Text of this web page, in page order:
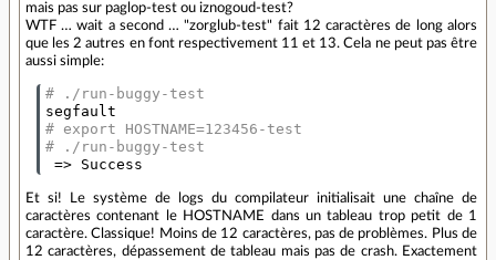
mais pas sur paglop-test ou iznogoud-test?
WTF … wait a second … "zorglub-test" fait 12 caractères de long alors
que les 2 autres en font respectivement 11 et 13. Cela ne peut pas être
aussi simple:
# ./run-buggy-test
# export HOSTNAME=123456-test
# ./run-buggy-test
=> Success
Et si! Le système de logs du compilateur initialisait une chaîne de
caractères contenant le HOSTNAME dans un tableau trop petit de 1
caractère. Classique! Moins de 12 caractères, pas de problèmes. Plus de
12 caractères, dépassement de tableau mais pas de crash. Exactement